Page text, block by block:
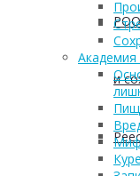
РОО
и
Академия